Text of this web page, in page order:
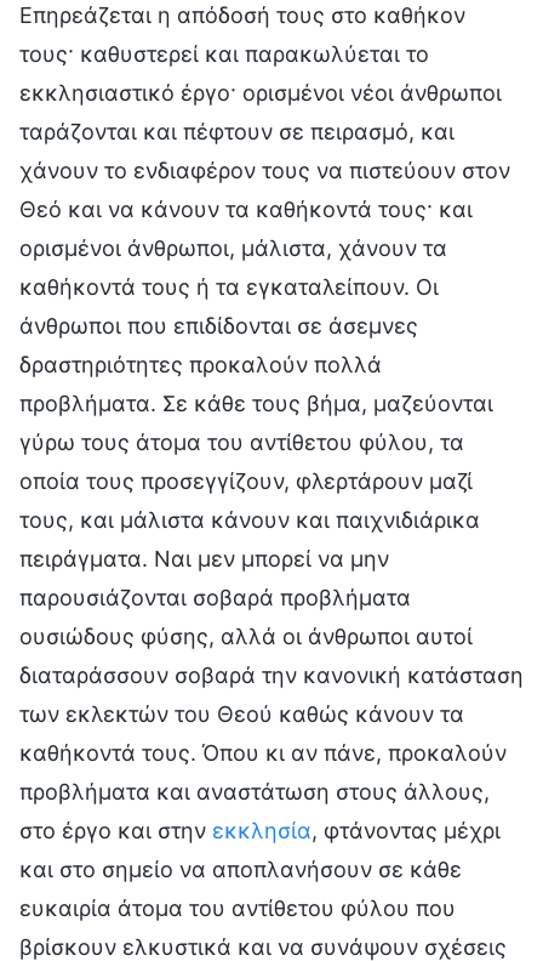
Επηρεάζεται η απόδοσή τους στο καθήκον
τους· καθυστερεί και παρακωλύεται το
εκκλησιαστικό έργο· ορισμένοι νέοι άνθρωποι
ταράζονται και πέφτουν σε πειρασμό, και
χάνουν το ενδιαφέρον τους να πιστεύουν στον
Θεό και να κάνουν τα καθήκοντά τους· και
ορισμένοι άνθρωποι, μάλιστα, χάνουν τα
καθήκοντά τους ή τα εγκαταλείπουν. Οι
άνθρωποι που επιδίδονται σε άσεμνες
δραστηριότητες προκαλούν πολλά
προβλήματα. Σε κάθε τους βήμα, μαζεύονται
γύρω τους άτομα του αντίθετου φύλου, τα
οποία τους προσεγγίζουν, φλερτάρουν μαζί
τους, και μάλιστα κάνουν και παιχνιδιάρικα
πειράγματα. Ναι μεν μπορεί να μην
παρουσιάζονται σοβαρά προβλήματα
ουσιώδους φύσης, αλλά οι άνθρωποι αυτοί
διαταράσσουν σοβαρά την κανονική κατάσταση
των εκλεκτών του Θεού καθώς κάνουν τα
καθήκοντά τους. Όπου κι αν πάνε, προκαλούν
προβλήματα και αναστάτωση στους άλλους,
στο έργο και στην εκκλησία, φτάνοντας μέχρι
και στο σημείο να αποπλανήσουν σε κάθε
ευκαιρία άτομα του αντίθετου φύλου που
βρίσκουν ελκυστικά και να συνάψουν σχέσεις